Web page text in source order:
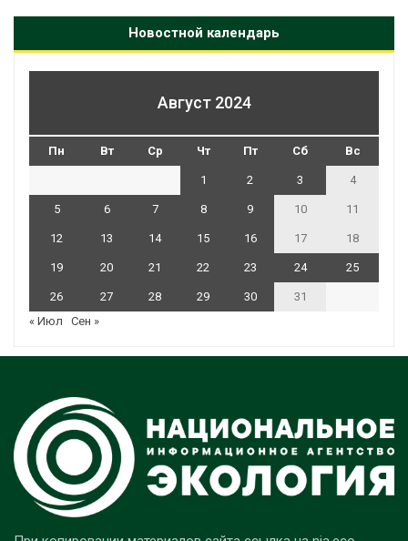
Новостной календарь
Август 2024
Пн Вт Ср Чт Пт Сб Вс
1 2 3 4
5 6 7 8 9 10 11
12 13 14 15 16 17 18
19 20 21 22 23 24 25
26 27 28 29 30
31
« Июл
Сен »